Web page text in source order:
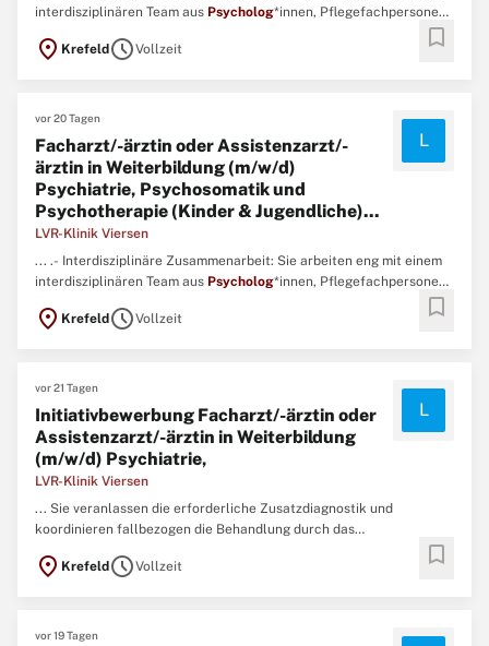
interdisziplinären Team aus Psycholog*innen, Pflegefachpersonen,
Erzieher*innen und Fachtherapeut*innen aus Bewegungstherapie,
Ergotherapie, Kreativtherapie, Musiktherapie und Logopädie
location_on Krefeld scheduleVollzeit bookmark
vor 20 Tagen
Facharzt/-ärztin oder Assistenzarzt/-
ärztin in Weiterbildung (m/w/d)
Psychiatrie, Psychosomatik und
Psychotherapie (Kinder & Jugendliche)...
LVR-Klinik Viersen
L
... .- Interdisziplinäre Zusammenarbeit: Sie arbeiten eng mit einem
interdisziplinären Team aus Psycholog*innen, Pflegefachpersonen,
Erzieher*innen und Fachtherapeut*innen aus Bewegungstherapie,
Ergotherapie, Kreativtherapie, Musiktherapie und Logopädie
location_on Krefeld scheduleVollzeit bookmark
vor 21 Tagen
Initiativbewerbung Facharzt/-ärztin oder
Assistenzarzt/-ärztin in Weiterbildung
(m/w/d) Psychiatrie,
LVR-Klinik Viersen
L
... Sie veranlassen die erforderliche Zusatzdiagnostik und
koordinieren fallbezogen die Behandlung durch das
multiprofessionelle Team.Interdisziplinäre Zusammenarbeit: Sie
arbeiten eng mit einem interdisziplinären Team aus
location_on Krefeld scheduleVollzeit bookmark
vor 19 Tagen